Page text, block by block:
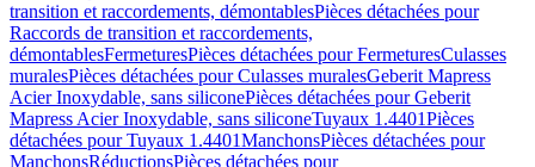
transition et raccordements, démontablesPièces détachées pour
Raccords de transition et raccordements,
démontablesFermeturesPièces détachées pour FermeturesCulasses
muralesPièces détachées pour Culasses muralesGeberit Mapress
Acier Inoxydable, sans siliconePièces détachées pour Geberit
Mapress Acier Inoxydable, sans siliconeTuyaux 1.4401Pièces
détachées pour Tuyaux 1.4401ManchonsPièces détachées pour
ManchonsRéductionsPièces détachées pour